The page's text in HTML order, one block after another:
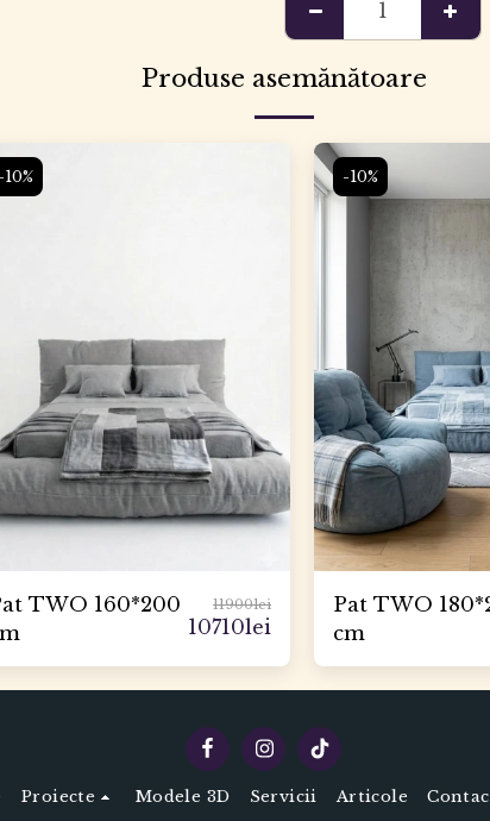
Produse asemănătoare
TWO 160*200
11900lei
10710lei
-10%
Pat TWO
cm
Proiecte Modele 3D Servicii Articole